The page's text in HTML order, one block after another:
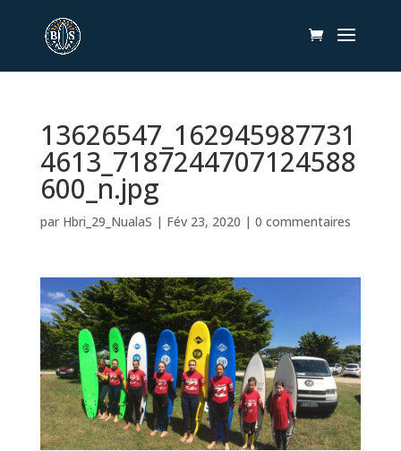
13626547_162945987731
4613_7187244707124588
600_n.jpg
par Hbri_29_NualaS | Fév 23, 2020 | 0 commentaires